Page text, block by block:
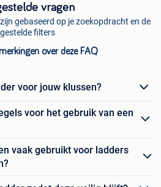
vragen
gebaseerd op je zoekopdracht en de
filters
over deze FAQ
voor jouw klussen?
voor het gebruik van een
vaak gebruikt voor ladders